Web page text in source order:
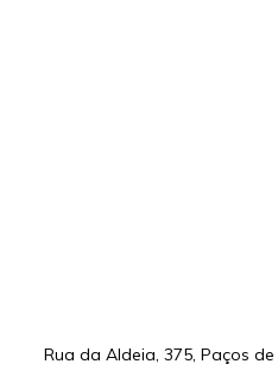
Rua da Aldeia, 375, Paços